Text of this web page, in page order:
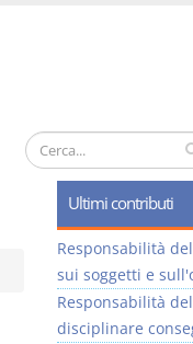
Ultimi contributi
Responsabilità
sui soggetti e
Responsabilità
disciplinare